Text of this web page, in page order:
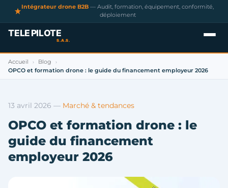
Intégrateur drone B2B — Audit, formation, équipement, conformité,
déploiement
Accueil › Blog ›
OPCO et formation drone : le guide du financement employeur 2026
13 avril 2026 — Marché & tendances
OPCO et formation drone : le
guide du financement
employeur 2026